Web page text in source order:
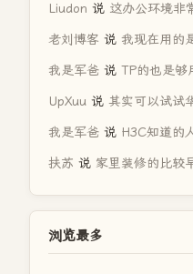
Liudon 说 这办公环境
老刘博客 说 我现在用的
我是军爸 说 TP的也是
UpXuu 说 其实可以试试
我是军爸 说 H3C知道的
扶苏 说 家里装修的比较
浏览最多